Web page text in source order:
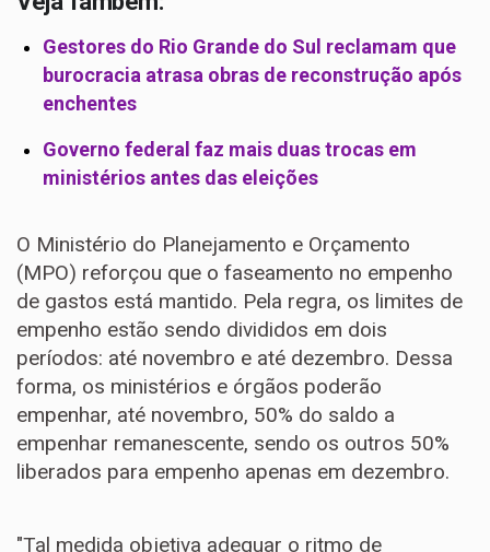
Gestores do Rio Grande do Sul reclamam que
burocracia atrasa obras de reconstrução após
enchentes
Governo federal faz mais duas trocas em
ministérios antes das eleições
O Ministério do Planejamento e Orçamento
(MPO) reforçou que o faseamento no empenho
de gastos está mantido. Pela regra, os limites de
empenho estão sendo divididos em dois
períodos: até novembro e até dezembro. Dessa
forma, os ministérios e órgãos poderão
empenhar, até novembro, 50% do saldo a
empenhar remanescente, sendo os outros 50%
liberados para empenho apenas em dezembro.
"Tal medida objetiva adequar o ritmo de